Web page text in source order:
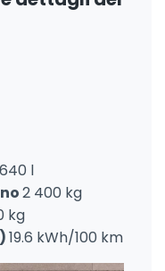
640 l
2 400 kg
kg
19.6 kWh/100 km